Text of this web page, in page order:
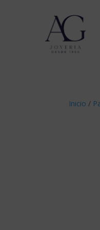
Inicio /